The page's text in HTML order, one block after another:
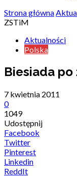
Strona główna
ZSTiM
Aktualności
Polska
Biesiada po
7 kwietnia 2011
0
1049
Udostępnij
Facebook
Twitter
Pinterest
Linkedin
ReddIt